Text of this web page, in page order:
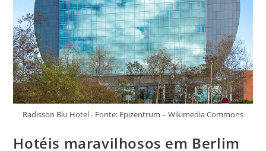
Radisson Blu Hotel - Fonte: Epizentrum – Wikimedia Commons
Hotéis maravilhosos em Berlim